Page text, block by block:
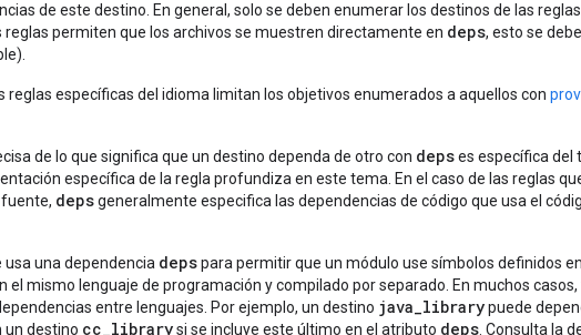
de este destino. En general, solo se deben enumerar los destinos de las reglas.
reglas permiten que los archivos se muestren directamente en deps, esto se
reglas específicas del idioma limitan los objetivos enumerados a aquellos con
de lo que significa que un destino dependa de otro con depses específica del
específica de la regla profundiza en este tema. En el caso de las reglas
depsgeneralmente especifica las dependencias de código que usa el
usa una dependencia depspara permitir que un módulo use símbolos definidos
el mismo lenguaje de programación y compilado por separado. En muchos
entre lenguajes. Por ejemplo, un destino java_librarypuede
un destino cc_librarysi se incluye este último en el atributo deps . Consulta la